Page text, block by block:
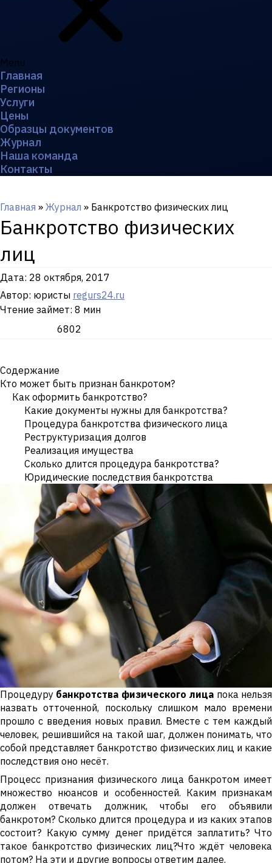
Menu
Главная
Регионы
Услуги
Цены
Образцы документов
Журнал
Наша команда
Контакты
Главная » Журнал » Банкротство физических лиц
Банкротство физических
лиц
Дата: 28 октября, 2017
Автор: юристы regurs24.ru
Чтение займет: 8 мин
6802
Содержание
Кто может быть признан банкротом?
Как оформить банкротство?
Какие документы нужны для банкротства?
Процедура банкротства физического лица
Реструктуризация долгов
Реализация имущества
Сколько длится процедура банкротства?
Юридические последствия банкротства
Процедуру банкротства физического лица пока нельзя
назвать отточенной, поскольку слишком мало времени
прошло с введения новых правил. Вместе с тем каждый
человек, решившийся на такой шаг, должен понимать, что
собой представляет банкротство физических лиц и какие
последствия оно несёт.
Процесс признания физического лица банкротом имеет
множество нюансов и особенностей. Каким признакам
должен отвечать должник, чтобы его объявили
банкротом? Сколько длится процедура и из каких этапов
состоит? Какую сумму денег придётся заплатить? Что
такое банкротство физических лиц?Что ждёт человека
потом? На эти и другие вопросы ответим далее.